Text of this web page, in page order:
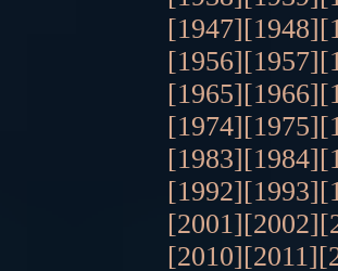
[1947][1948]
[1956][1957]
[1965][1966]
[1974][1975]
[1983][1984]
[1992][1993]
[2001][2002]
[2010][2011]